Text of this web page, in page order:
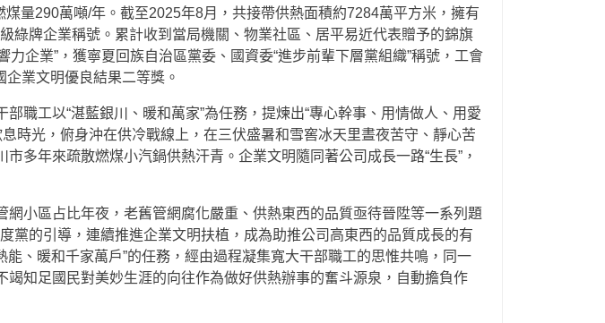
量290萬噸/年。截至2025年8月，共接帶供熱面積約7284萬平方米，擁有
綠牌企業稱號。累計收到當局機關、物業社區、居平易近代表贈予的錦旗
力企業”，獲寧夏回族自治區黨委、國資委“進步前輩下層黨組織”稱號，工會
業文明優良結果二等獎。
職工以“湛藍銀川、暖和萬家”為任務，提煉出“專心幹事、用情做人、用愛
時光，俯身沖在供冷戰線上，在三伏盛暑和雪窖冰天里晝夜苦守、靜心苦
多年來疏散燃煤小汽鍋供熱汗青。企業文明隨同著公司成長一路“生長”，
小區占比年夜，老舊管網腐化嚴重、供熱東西的品質亟待晉陞等一系列題
黨的引導，連續推進企業文明扶植，成為助推公司高東西的品質成長的有
、暖和千家萬戶”的任務，經由過程凝集寬大干部職工的思惟共鳴，同一
知足國民對美妙生涯的向往作為做好供熱辦事的奮斗源泉，自動擔負作